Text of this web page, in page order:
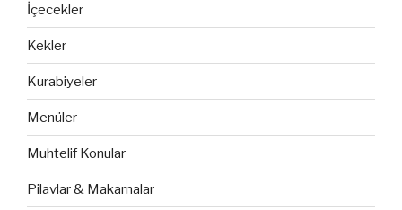
İçecekler
Kekler
Kurabiyeler
Menüler
Muhtelif Konular
Pilavlar & Makarnalar